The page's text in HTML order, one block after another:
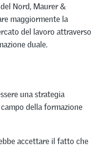
Nord, Maurer &
maggiormente la
del lavoro attraverso
duale.
una strategia
della formazione
accettare il fatto che